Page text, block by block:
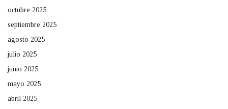
octubre 2025
septiembre 2025
agosto 2025
julio 2025
junio 2025
mayo 2025
abril 2025